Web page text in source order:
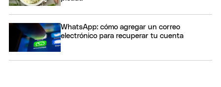
WhatsApp: cómo agregar un correo
electrónico para recuperar tu cuenta